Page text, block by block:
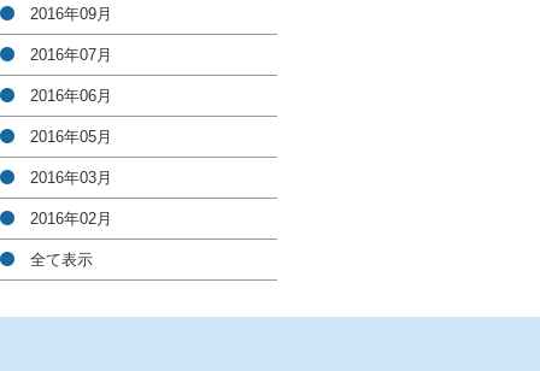
2016年09月
2016年07月
2016年06月
2016年05月
2016年03月
2016年02月
全て表示